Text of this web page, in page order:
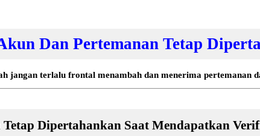
Dan Pertemanan Tetap
jangan terlalu frontal menambah dan menerima pertemanan
Dipertahankan Saat Mendapatkan